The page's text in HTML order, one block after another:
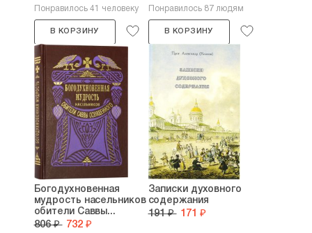
Понравилось 41 человеку
В КОРЗИНУ
Понравилось 87 людям
В КОРЗИНУ
Богодухновенная
мудрость насельников
обители Саввы...
806 ₽ 732 ₽
Записки духовного
содержания
191 ₽ 171 ₽